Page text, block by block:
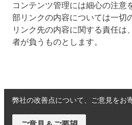
コンテンツ管理には細心の注意
部リンクの内容については一切
リンク先の内容に関する責任は
者が負うものとします。
弊社の改善点について、ご意見をお